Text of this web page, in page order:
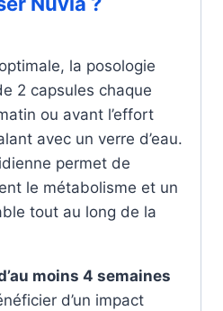
la posologie
2 capsules chaque
ou avant l’effort
avec un verre d’eau.
permet de
le métabolisme et un
tout au long de la
moins 4 semaines
d’un impact